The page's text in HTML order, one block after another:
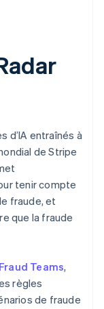
d’IA entraînés à
de Stripe
tenir compte
fraude, et
que la fraude
Teams,
règles
de fraude